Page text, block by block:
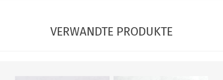
VERWANDTE PRODUKTE